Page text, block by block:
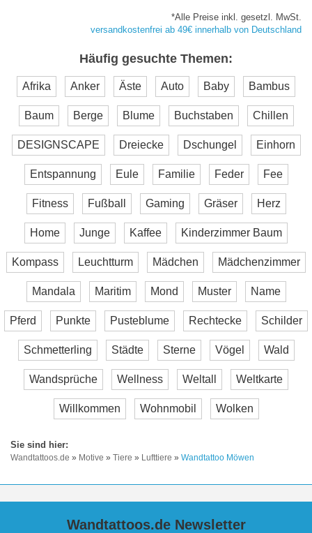
*Alle Preise inkl. gesetzl. MwSt.
versandkostenfrei ab 49€ innerhalb von Deutschland
Häufig gesuchte Themen:
Afrika Anker Äste Auto Baby Bambus
Baum Berge Blume Buchstaben Chillen
DESIGNSCAPE Dreiecke Dschungel Einhorn
Entspannung Eule Familie Feder Fee
Fitness Fußball Gaming Gräser Herz
Home Junge Kaffee Kinderzimmer Baum
Kompass Leuchtturm Mädchen Mädchenzimmer
Mandala Maritim Mond Muster Name
Pferd Punkte Pusteblume Rechtecke Schilder
Schmetterling Städte Sterne Vögel Wald
Wandsprüche Wellness Weltall Weltkarte
Willkommen Wohnmobil Wolken
Wandtattoos.de » Motive » Tiere » Lufttiere » Wandtattoo Möwen
Wandtattoos.de Newsletter